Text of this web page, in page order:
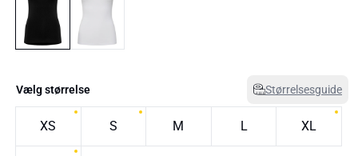
Vælg størrelse Størrelsesguide
XS S M L XL